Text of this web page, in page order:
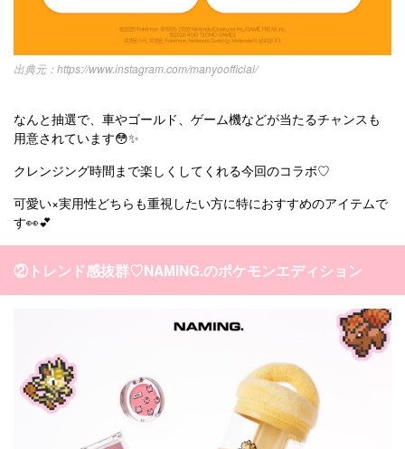
https://www.instagram.com/manyoofficial/
なんと抽選で、車やゴールド、ゲーム機などが当たるチャンスも
用意されています😳✨
クレンジング時間まで楽しくしてくれる今回のコラボ♡
可愛い×実用性どちらも重視したい方に特におすすめのアイテムで
す👀💕
②トレンド感抜群♡NAMING.のポケモンエディション